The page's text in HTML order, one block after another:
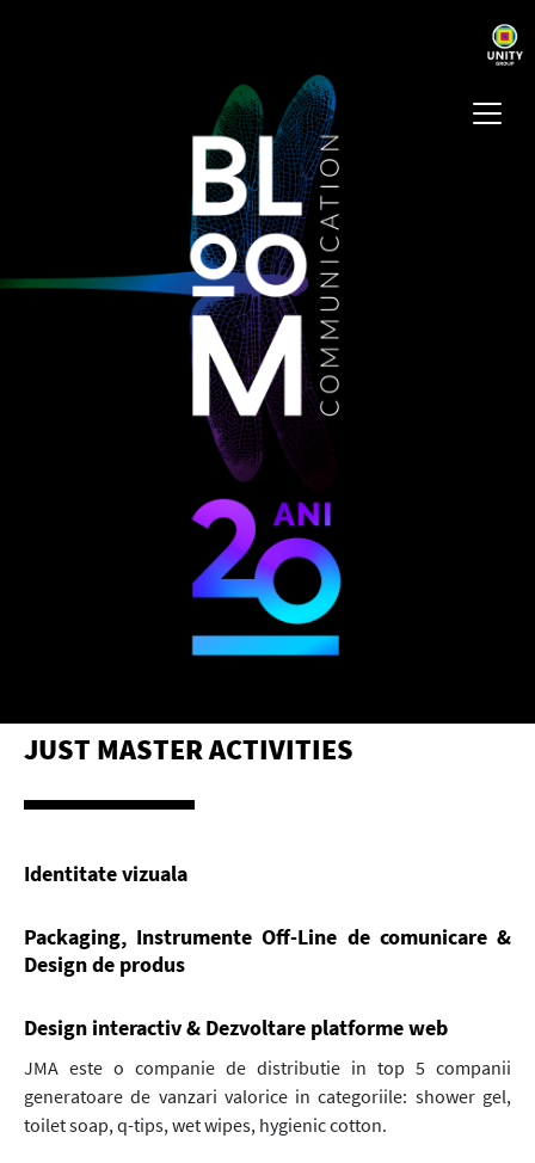
JUST MASTER ACTIVITIES
Identitate vizuala
Packaging, Instrumente Off-Line de comunicare &
Design de produs
Design interactiv & Dezvoltare platforme web
JMA este o companie de distributie in top 5 companii
generatoare de vanzari valorice in categoriile: shower gel,
toilet soap, q-tips, wet wipes, hygienic cotton.